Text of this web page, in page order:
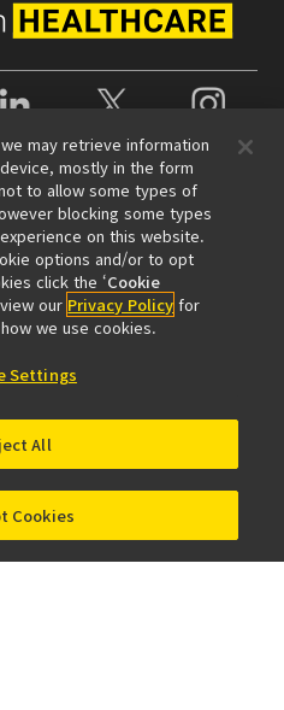
Instagram
being
산업용 계측 제품
노광 장치 (영문)
may retrieve information
mostly in the form
to allow some types of
blocking some types
on this website.
options and/or to opt
click the ‘Cookie
our Privacy Policy for
we use cookies.
Settings
All
Cookies